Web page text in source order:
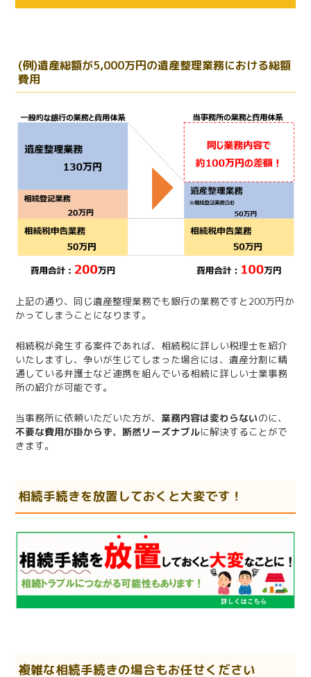
(例)遺産総額が5,000万円の遺産整理業務における総額
費用
上記の通り、同じ遺産整理業務でも銀行の業務ですと200万円か
かってしまうことになります。
相続税が発生する案件であれば、相続税に詳しい税理士を紹介
いたしますし、争いが生じてしまった場合には、遺産分割に精
通している弁護士など連携を組んでいる相続に詳しい士業事務
所の紹介が可能です。
当事務所に依頼いただいた方が、 業務内容は変わらないのに、
不要な費用が掛からず、断然リーズナブルに解決することがで
きます。
相続手続きを放置しておくと大変です！
複雑な相続手続きの場合もお任せください